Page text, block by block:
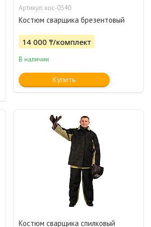
кос-0540
Костюм сварщика брезентовый
14 000 ₸/комплект
В наличии
Купить
Костюм сварщика спилковый